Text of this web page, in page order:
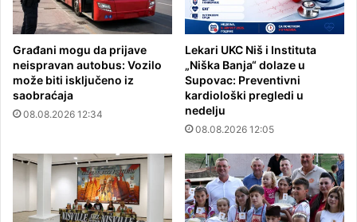
Građani mogu da prijave
neispravan autobus: Vozilo
može biti isključeno iz
saobraćaja
08.08.2026 12:34
Lekari UKC Niš i Instituta
„Niška Banja“ dolaze u
Supovac: Preventivni
kardiološki pregledi u
nedelju
08.08.2026 12:05